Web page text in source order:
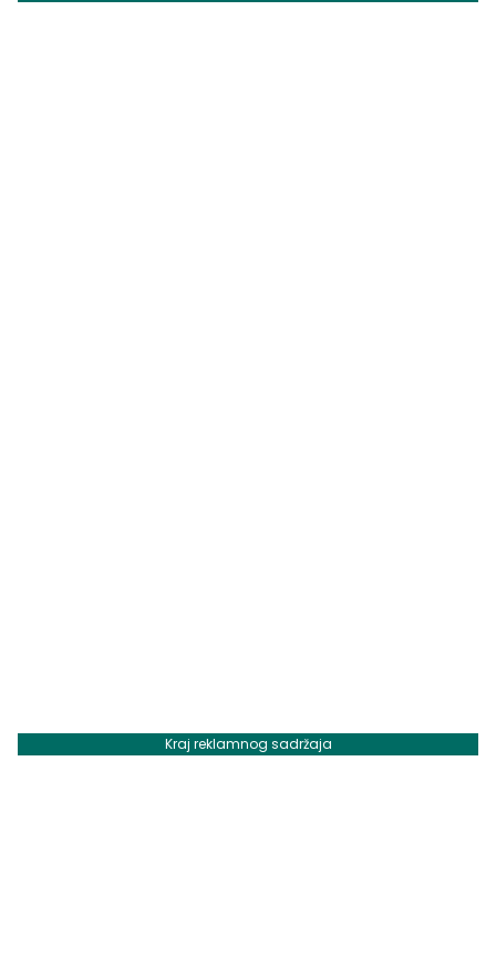
Kraj reklamnog sadržaja